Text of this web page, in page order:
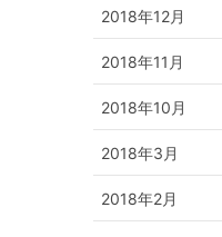
2018年12月
2018年11月
2018年10月
2018年3月
2018年2月